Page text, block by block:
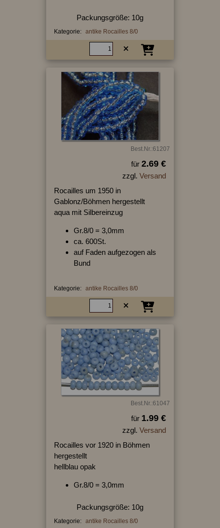
Packungsgröße: 10g
Kategorie: antike Rocailles 8/0
Best.Nr.:61207
für 2.69 €
zzgl. Versand
Rocailles um 1950 in
Gablonz/Böhmen hergestellt
aqua mit Silbereinzug
Gr.8/0 = 3,0mm
ca. 600St.
auf Faden aufgezogen als
Bund
Kategorie: antike Rocailles 8/0
Best.Nr.:61047
für 1.99 €
zzgl. Versand
Rocailles vor 1920 in Böhmen
hergestellt
hellblau opak
Gr.8/0 = 3,0mm
Packungsgröße: 10g
Kategorie: antike Rocailles 8/0